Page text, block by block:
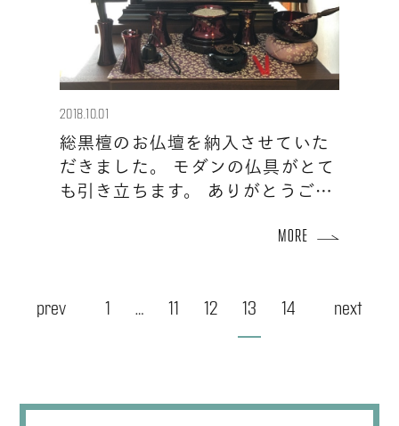
2018.10.01
総黒檀のお仏壇を納入させていた
だきました。 モダンの仏具がとて
も引き立ちます。 ありがとうご…
投
ペ
prev 1 … 11 12 13 14 next